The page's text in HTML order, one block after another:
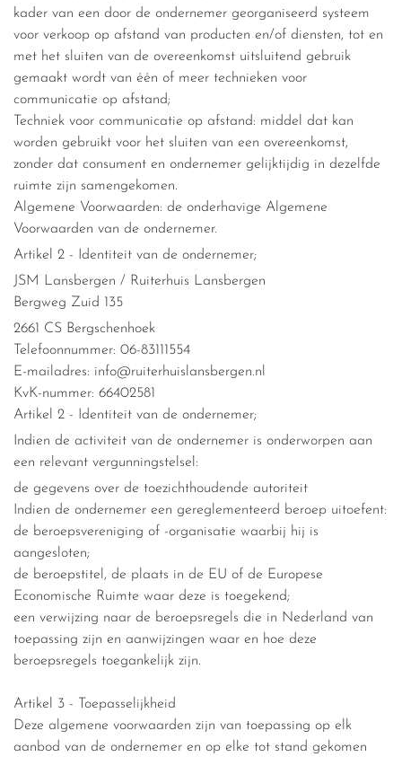
kader van een door de ondernemer georganiseerd systeem
voor verkoop op afstand van producten en/of diensten, tot en
met het sluiten van de overeenkomst uitsluitend gebruik
gemaakt wordt van één of meer technieken voor
communicatie op afstand;
Techniek voor communicatie op afstand: middel dat kan
worden gebruikt voor het sluiten van een overeenkomst,
zonder dat consument en ondernemer gelijktijdig in dezelfde
ruimte zijn samengekomen.
Algemene Voorwaarden: de onderhavige Algemene
Voorwaarden van de ondernemer.
Artikel 2 - Identiteit van de ondernemer;
JSM Lansbergen / Ruiterhuis Lansbergen
Bergweg Zuid 135
2661 CS Bergschenhoek
Telefoonnummer: 06-83111554
E-mailadres: info@ruiterhuislansbergen.nl
KvK-nummer: 66402581
Artikel 2 - Identiteit van de ondernemer;
Indien de activiteit van de ondernemer is onderworpen aan
een relevant vergunningstelsel:
de gegevens over de toezichthoudende autoriteit
Indien de ondernemer een gereglementeerd beroep uitoefent:
de beroepsvereniging of -organisatie waarbij hij is
aangesloten;
de beroepstitel, de plaats in de EU of de Europese
Economische Ruimte waar deze is toegekend;
een verwijzing naar de beroepsregels die in Nederland van
toepassing zijn en aanwijzingen waar en hoe deze
beroepsregels toegankelijk zijn.
Artikel 3 - Toepasselijkheid
Deze algemene voorwaarden zijn van toepassing op elk
aanbod van de ondernemer en op elke tot stand gekomen